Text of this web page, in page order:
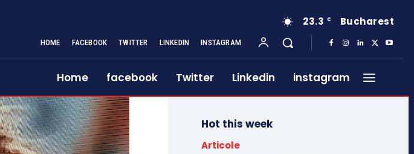
23.3 C Bucharest
HOME FACEBOOK TWITTER LINKEDIN INSTAGRAM
Home facebook Twitter Linkedin instagram
Hot this week
Articole